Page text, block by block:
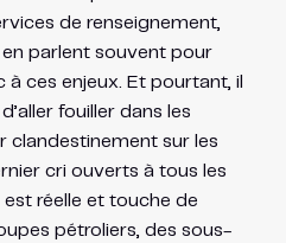
de renseignement,
parlent souvent pour
à ces enjeux. Et pourtant, il
fouiller dans les
clandestinement sur les
cri ouverts à tous les
réelle et touche de
pétroliers, des sous-